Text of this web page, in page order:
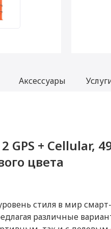
Аксессуары
GPS + Cellular,
цвета
стиля в мир
различные
Ultra 2 GPS
цвета
что не влияет на срок
привязки к аккаунту Apple ID,
Ultra 2 GPS +
цвета